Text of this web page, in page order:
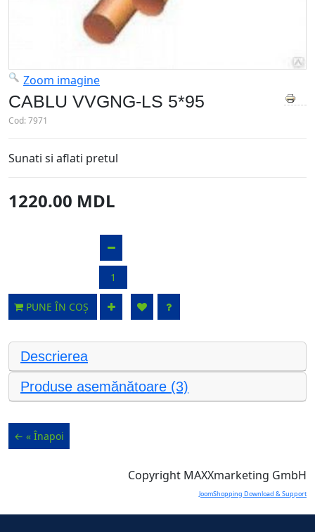
Zoom imagine
CABLU VVGNG-LS 5*95
Cod:7971
Sunati si aflati pretul
1220.00 MDL
PUNE ÎN COȘ
Descrierea
Produse asemănătoare (3)
Copyright MAXXmarketing GmbH
JoomShopping Download & Support